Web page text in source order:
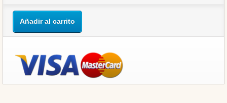
Añadir al carrito